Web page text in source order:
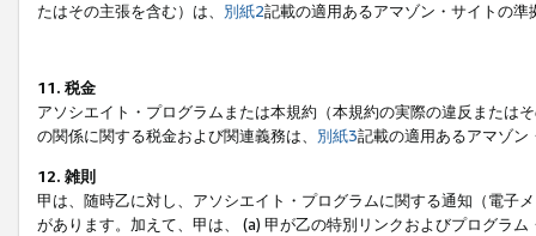
たはその主張を含む）は、 別紙2記載の適用あるアマゾン・サイトの
11. 税金
アソシエイト・プログラムまたは本規約（本規約の実際の違反または
の関係に関する税金および関連義務は、 別紙3記載の適用あるアマゾン
12. 雑則
甲は、随時乙に対し、アソシエイト・プログラムに関する通知（電子
があります。加えて、甲は、 (a) 甲が乙の特別リンクおよびプログラ